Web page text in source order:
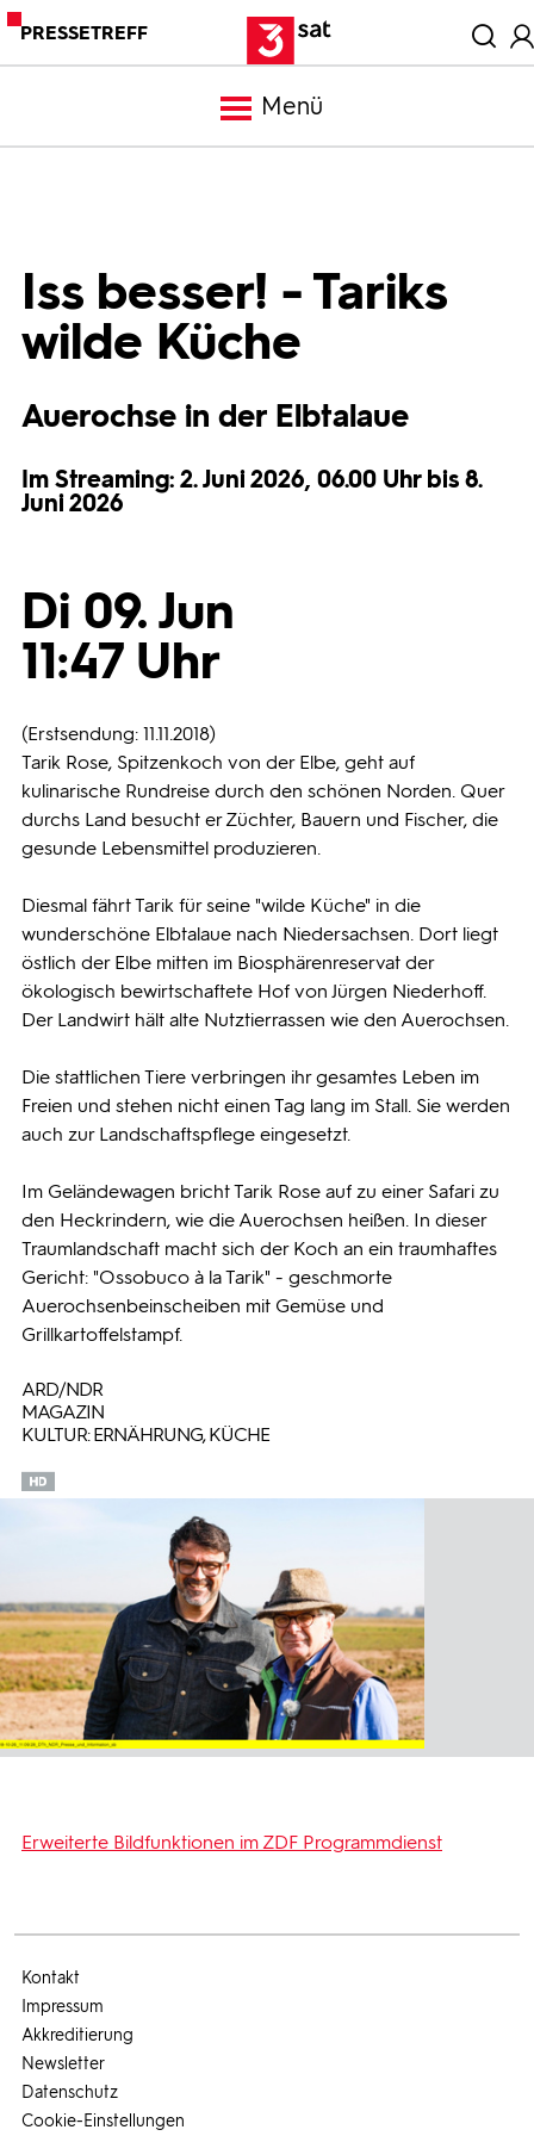
PRESSETREFF
Menü
Mediathek
Trailer
Iss besser! - Tariks
wilde Küche
Auerochse in der Elbtalaue
Im Streaming: 2. Juni 2026, 06.00 Uhr bis 8.
Juni 2026
Di 09. Jun
11:47 Uhr
(Erstsendung: 11.11.2018)
Tarik Rose, Spitzenkoch von der Elbe, geht auf
kulinarische Rundreise durch den schönen Norden. Quer
durchs Land besucht er Züchter, Bauern und Fischer, die
gesunde Lebensmittel produzieren.
Diesmal fährt Tarik für seine "wilde Küche" in die
wunderschöne Elbtalaue nach Niedersachsen. Dort liegt
östlich der Elbe mitten im Biosphärenreservat der
ökologisch bewirtschaftete Hof von Jürgen Niederhoff.
Der Landwirt hält alte Nutztierrassen wie den Auerochsen.
Die stattlichen Tiere verbringen ihr gesamtes Leben im
Freien und stehen nicht einen Tag lang im Stall. Sie werden
auch zur Landschaftspflege eingesetzt.
Im Geländewagen bricht Tarik Rose auf zu einer Safari zu
den Heckrindern, wie die Auerochsen heißen. In dieser
Traumlandschaft macht sich der Koch an ein traumhaftes
Gericht: "Ossobuco à la Tarik" - geschmorte
Auerochsenbeinscheiben mit Gemüse und
Grillkartoffelstampf.
ARD/NDR
MAGAZIN
KULTUR: ERNÄHRUNG, KÜCHE
Erweiterte Bildfunktionen im ZDF Programmdienst
Kontakt
Impressum
Akkreditierung
Newsletter
Datenschutz
Cookie-Einstellungen